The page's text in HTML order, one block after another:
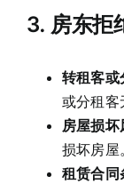
3. 房东拒
转租客或
或分租客
房屋损坏
损坏房屋
租赁合同